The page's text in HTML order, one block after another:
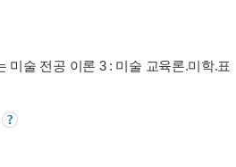
미술 전공 이론 3 : 미술 교육론.미학.표